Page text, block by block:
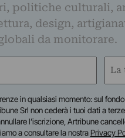
politiche culturali,
design,
da monitorare.
in qualsiasi momento: sul
Srl non cederà i tuoi dati a
l’iscrizione, Artribune
a consultare la nostra Privacy